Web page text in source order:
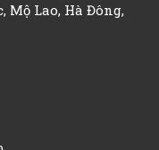
Mộ Lao, Hà Đông,